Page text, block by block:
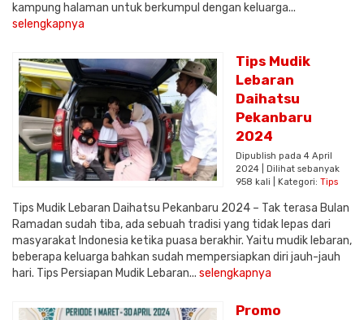
kampung halaman untuk berkumpul dengan keluarga...
selengkapnya
Tips Mudik
Lebaran
Daihatsu
Pekanbaru
2024
Dipublish pada 4 April
2024 | Dilihat sebanyak
958 kali | Kategori: Tips
Tips Mudik Lebaran Daihatsu Pekanbaru 2024 – Tak terasa Bulan
Ramadan sudah tiba, ada sebuah tradisi yang tidak lepas dari
masyarakat Indonesia ketika puasa berakhir. Yaitu mudik lebaran,
beberapa keluarga bahkan sudah mempersiapkan diri jauh-jauh
hari. Tips Persiapan Mudik Lebaran... selengkapnya
Promo